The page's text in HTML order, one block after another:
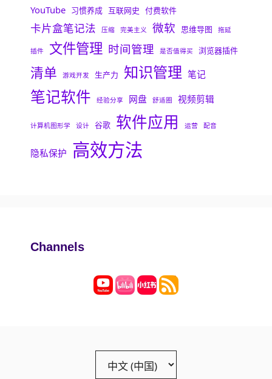
YouTube 习惯养成 互联网史 付费软件
卡片盒笔记法 压缩 完美主义 微软 思维导图 拖延
插件 文件管理 时间管理 是否值得买 浏览器插件
清单 游戏开发 生产力 知识管理 笔记
笔记软件 经验分享 网盘 舒适圈 视频剪辑
计算机图形学 设计 谷歌 软件应用 运营 配音
隐私保护 高效方法
Channels